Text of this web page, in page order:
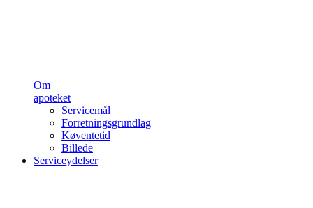
Om
apoteket
Servicemål
Forretningsgrundlag
Køventetid
Billede
Serviceydelser